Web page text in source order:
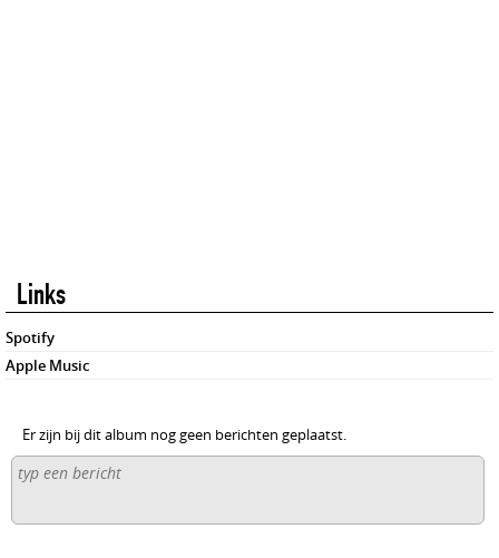
Links
Spotify
Apple Music
Er zijn bij dit album nog geen berichten geplaatst.